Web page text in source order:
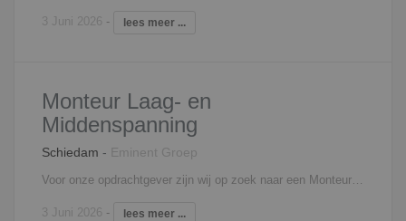
3 Juni 2026 - lees meer ...
Monteur Laag- en
Middenspanning
Schiedam - Eminent Groep
3 Juni 2026 - lees meer ...